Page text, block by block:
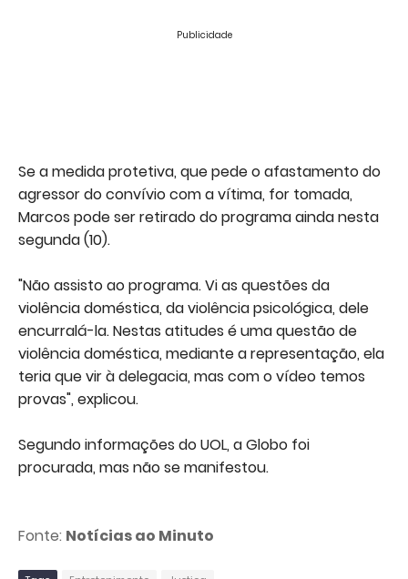
Publicidade
Se a medida protetiva, que pede o afastamento do
agressor do convívio com a vítima, for tomada,
Marcos pode ser retirado do programa ainda nesta
segunda (10).
"Não assisto ao programa. Vi as questões da
violência doméstica, da violência psicológica, dele
encurralá-la. Nestas atitudes é uma questão de
violência doméstica, mediante a representação, ela
teria que vir à delegacia, mas com o vídeo temos
provas", explicou.
Segundo informações do UOL, a Globo foi
procurada, mas não se manifestou.
Fonte: Notícias ao Minuto